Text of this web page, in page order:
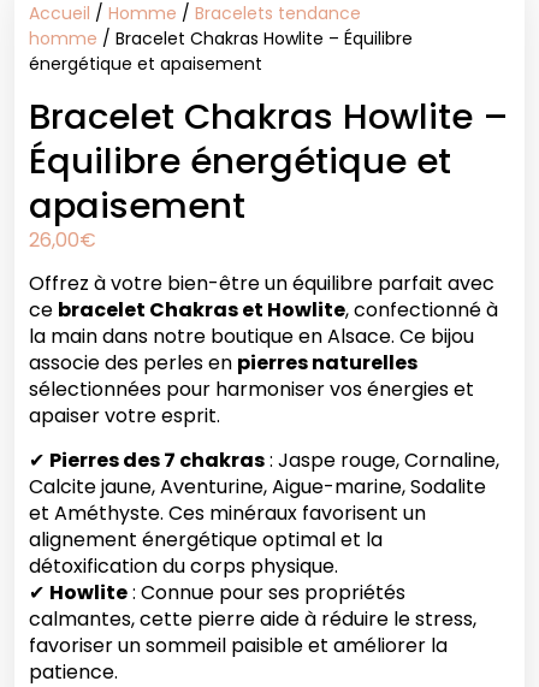
Accueil / Homme / Bracelets tendance
homme / Bracelet Chakras Howlite – Équilibre
énergétique et apaisement
Bracelet Chakras Howlite –
Équilibre énergétique et
apaisement
26,00€
Offrez à votre bien-être un équilibre parfait avec
ce bracelet Chakras et Howlite, confectionné à
la main dans notre boutique en Alsace. Ce bijou
associe des perles en pierres naturelles
sélectionnées pour harmoniser vos énergies et
apaiser votre esprit.
✔ Pierres des 7 chakras: Jaspe rouge, Cornaline,
Calcite jaune, Aventurine, Aigue-marine, Sodalite
et Améthyste. Ces minéraux favorisent un
alignement énergétique optimal et la
détoxification du corps physique.
✔ Howlite: Connue pour ses propriétés
calmantes, cette pierre aide à réduire le stress,
favoriser un sommeil paisible et améliorer la
patience.